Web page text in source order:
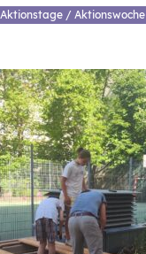
Aktionstage / Aktionswoche